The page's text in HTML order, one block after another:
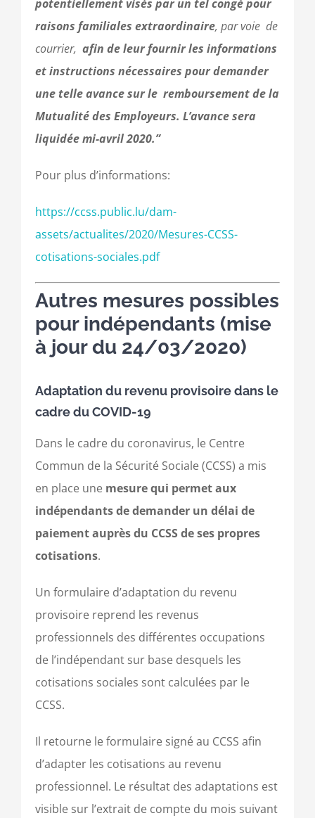
potentiellement visés par un tel congé pour
raisons familiales extraordinaire, par voie de
courrier, afin de leur fournir les informations
et instructions nécessaires pour demander
une telle avance sur le remboursement de la
Mutualité des Employeurs. L’avance sera
liquidée mi-avril 2020.”
Pour plus d’informations:
https://ccss.public.lu/dam-
assets/actualites/2020/Mesures-CCSS-
cotisations-sociales.pdf
Autres mesures possibles
pour indépendants (mise
à jour du 24/03/2020)
Adaptation du revenu provisoire dans le
cadre du COVID-19
Dans le cadre du coronavirus, le Centre
Commun de la Sécurité Sociale (CCSS) a mis
en place une mesure qui permet aux
indépendants de demander un délai de
paiement auprès du CCSS de ses propres
cotisations.
Un formulaire d’adaptation du revenu
provisoire reprend les revenus
professionnels des différentes occupations
de l’indépendant sur base desquels les
cotisations sociales sont calculées par le
CCSS.
Il retourne le formulaire signé au CCSS afin
d’adapter les cotisations au revenu
professionnel. Le résultat des adaptations est
visible sur l’extrait de compte du mois suivant